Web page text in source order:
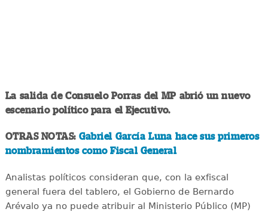
La salida de Consuelo Porras del MP abrió un nuevo
escenario político para el Ejecutivo.
OTRAS NOTAS: Gabriel García Luna hace sus primeros
nombramientos como Fiscal General
Analistas políticos consideran que, con la exfiscal
general fuera del tablero, el Gobierno de Bernardo
Arévalo ya no puede atribuir al Ministerio Público (MP)